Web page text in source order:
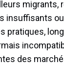
migrants,
insuffisants
pratiques,
des